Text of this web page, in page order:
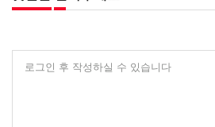
로그인 후 작성하실 수 있습니다